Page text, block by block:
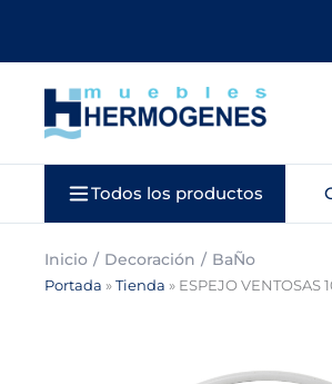
contenido
Todos los productos
Inicio Decoración BaÑo
Portada » Tienda » ESPEJO VENTOSAS